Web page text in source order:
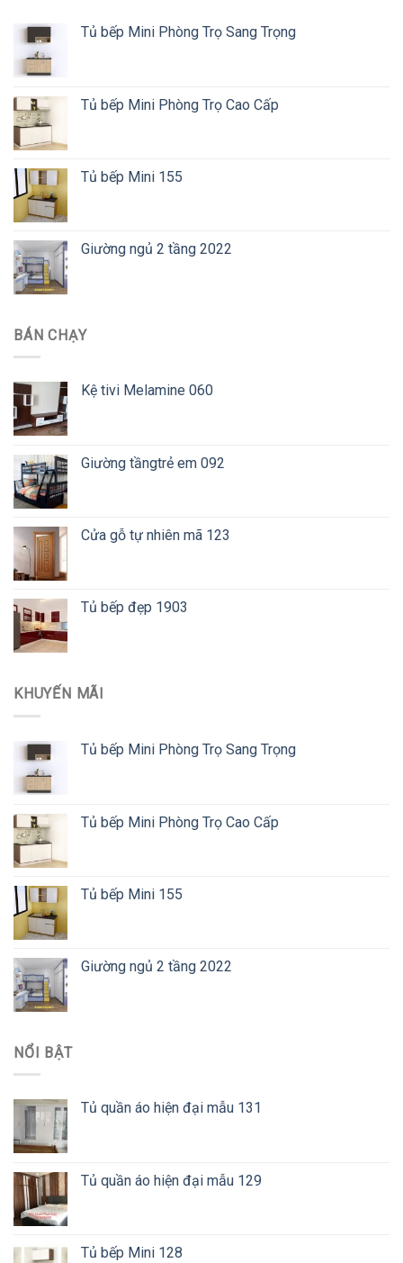
Tủ bếp Mini Phòng Trọ Sang Trọng
Tủ bếp Mini Phòng Trọ Cao Cấp
Tủ bếp Mini 155
Giường ngủ 2 tầng 2022
BÁN CHẠY
Kệ tivi Melamine 060
Giường tầngtrẻ em 092
Cửa gỗ tự nhiên mã 123
Tủ bếp đẹp 1903
KHUYẾN MÃI
Tủ bếp Mini Phòng Trọ Sang Trọng
Tủ bếp Mini Phòng Trọ Cao Cấp
Tủ bếp Mini 155
Giường ngủ 2 tầng 2022
NỔI BẬT
Tủ quần áo hiện đại mẫu 131
Tủ quần áo hiện đại mẫu 129
Tủ bếp Mini 128